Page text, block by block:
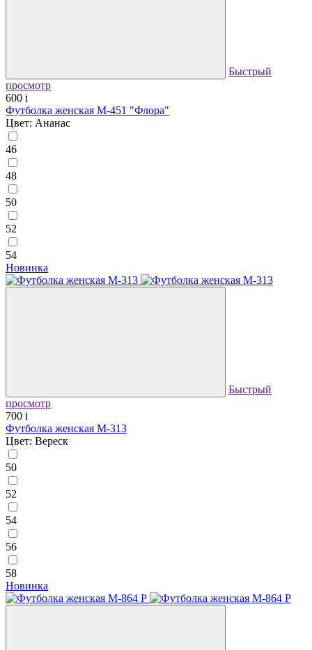
Быстрый
просмотр
600 i
Футболка женская М-451 "Флора"
Цвет: Ананас
46
48
50
52
54
Новинка
Быстрый
просмотр
700 i
Футболка женская М-313
Цвет: Вереск
50
52
54
56
58
Новинка